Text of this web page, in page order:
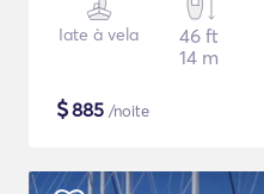
Iate à vela
46 ft
14 m
$885 /noite